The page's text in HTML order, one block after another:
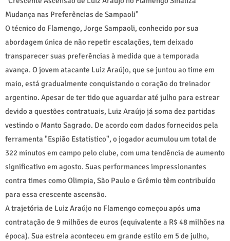
Mudança nas Preferências de Sampaoli"
O técnico do Flamengo, Jorge Sampaoli, conhecido por sua
abordagem única de não repetir escalações, tem deixado
transparecer suas preferências à medida que a temporada
avança. O jovem atacante Luiz Araújo, que se juntou ao time em
maio, está gradualmente conquistando o coração do treinador
argentino. Apesar de ter tido que aguardar até julho para estrear
devido a questões contratuais, Luiz Araújo já soma dez partidas
vestindo o Manto Sagrado. De acordo com dados fornecidos pela
ferramenta "Espião Estatístico", o jogador acumulou um total de
322 minutos em campo pelo clube, com uma tendência de aumento
significativo em agosto. Suas performances impressionantes
contra times como Olimpia, São Paulo e Grêmio têm contribuído
para essa crescente ascensão.
A trajetória de Luiz Araújo no Flamengo começou após uma
contratação de 9 milhões de euros (equivalente a R$ 48 milhões na
época). Sua estreia aconteceu em grande estilo em 5 de julho,